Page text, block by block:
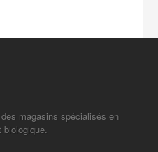
magasins spécialisés en